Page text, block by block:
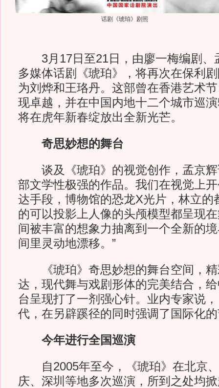
话剧《琥珀》剧照
3月17日至21日，由廖一梅编剧、
多媒体话剧《琥珀》，将再次在保利
为刘烨和王珞丹。这部曾在香港艺术
现卓越，并在中国内地十二个城市巡
将在虎年新春绽放出全新光芒。
奇思妙想的舞台
谈及《琥珀》的视觉创作，孟京辉
部文学性极强的作品。我们在视觉上
达手段，博物馆的恐龙X光片，林立的
的可以投影上人像的头颅模型都呈现
间被丰富的想象力抽离到一个全新的
间里灵动地漂移。”
《琥珀》奇思妙想的舞台空间，精
达，现代舞与戏剧形体的完美结合，
台呈现打了一剂强心针。业内专家说
代，在另辟蹊径的同时强调了国际化
今年进行全国巡演
自2005年至今，《琥珀》在北京、
庆、深圳等地多次巡演，所到之处均掀